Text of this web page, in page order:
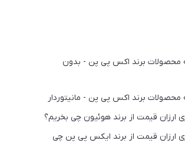
محصولات برند اکس پی پن - بدون
محصولات برند اکس پی پن - مانیتوردار
ارزان قیمت از برند هوئیون چی بخریم؟
ارزان قیمت از برند ایکس پی پن چی